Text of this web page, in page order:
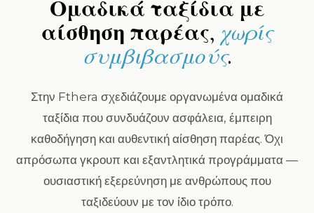
Ομαδικά ταξίδια με
αίσθηση παρέας, χωρίς
συμβιβασμούς.
Στην Fthera σχεδιάζουμε οργανωμένα ομαδικά
ταξίδια που συνδυάζουν ασφάλεια, έμπειρη
καθοδήγηση και αυθεντική αίσθηση παρέας. Όχι
απρόσωπα γκρουπ και εξαντλητικά προγράμματα —
ουσιαστική εξερεύνηση με ανθρώπους που
ταξιδεύουν με τον ίδιο τρόπο.